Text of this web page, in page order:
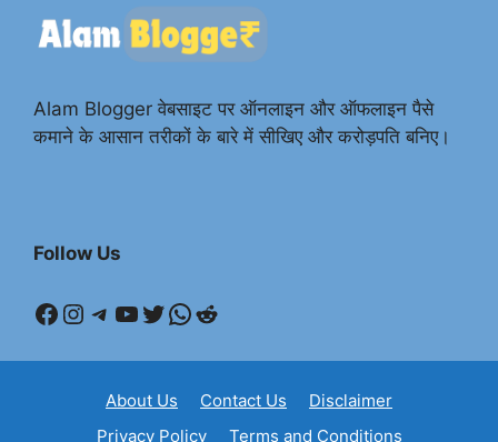
Alam Blogger वेबसाइट पर ऑनलाइन और ऑफलाइन पैसे
कमाने के आसान तरीकों के बारे में सीखिए और करोड़पति बनिए।
Follow Us
Facebook
Instagram
Telegram
YouTube
Twitter
WhatsApp
Reddit
About Us Contact Us
Disclaimer
Privacy Policy
Terms and Conditions